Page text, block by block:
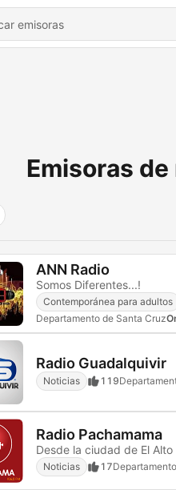
Emisoras
ANN Radio
Somos Diferentes...!
Contemporánea para adultos
Departamento de Santa Cruz
Radio Guadalquivir
Noticias 119
Radio Pachamama
Desde la ciudad de El
Noticias 17